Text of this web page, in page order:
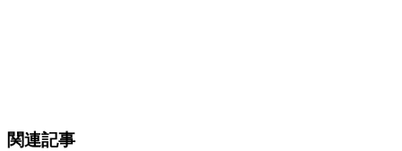
関連記事